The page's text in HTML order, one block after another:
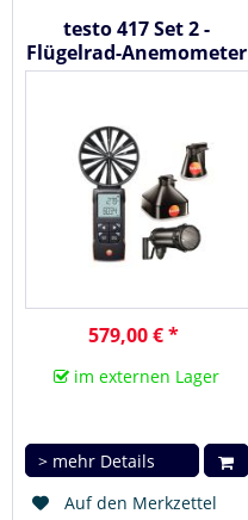
testo 417 Set 2 -
Flügelrad-Anemometer
mit Messtrichtern
579,00 € *
im externen Lager
> mehr Details
Auf den Merkzettel